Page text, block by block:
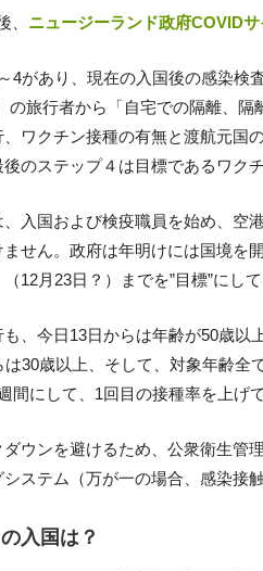
ニュージーランド政府COVID
4があり、現在の入国後の感染検
の旅行者から「自宅での隔離、
ワクチン接種の有無と渡航元国
のステップ４は目標であるワク
、入国および検疫職員を始め、
せん。政府は年明けには国境を
12月23日？）までを”目標”にし
、今日13日からは年齢が50歳以
は30歳以上、そして、対象年齢
間にして、1回目の接種率を上げて
ウンを避けるため、公衆衛生管
システム（万が一の場合、感染接
入国は？